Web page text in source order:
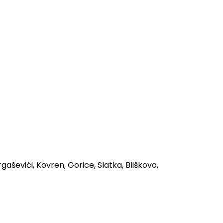
Kovren, Gorice, Slatka, Bliškovo,